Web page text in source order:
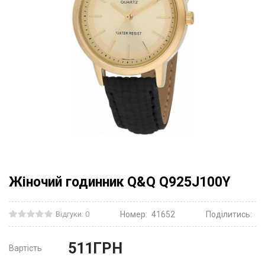
Жіночий годинник Q&Q Q925J100Y
Відгуки: 0 Номер: 41652 Поділитись:
Вартість 511 ГРН